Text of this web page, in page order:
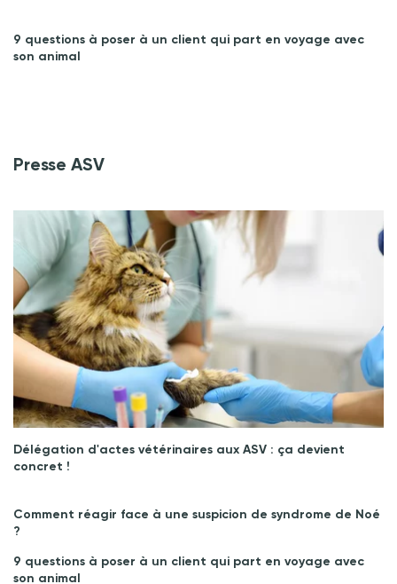
9 questions à poser à un client qui part en voyage avec
son animal
Presse ASV
Délégation d'actes vétérinaires aux ASV : ça devient
concret !
Comment réagir face à une suspicion de syndrome de Noé
?
9 questions à poser à un client qui part en voyage avec
son animal